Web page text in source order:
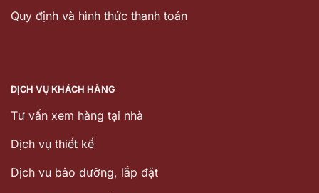
Quy định và hình thức thanh toán
DỊCH VỤ KHÁCH HÀNG
Tư vấn xem hàng tại nhà
Dịch vụ thiết kế
Dịch vu bảo dưỡng, lắp đặt